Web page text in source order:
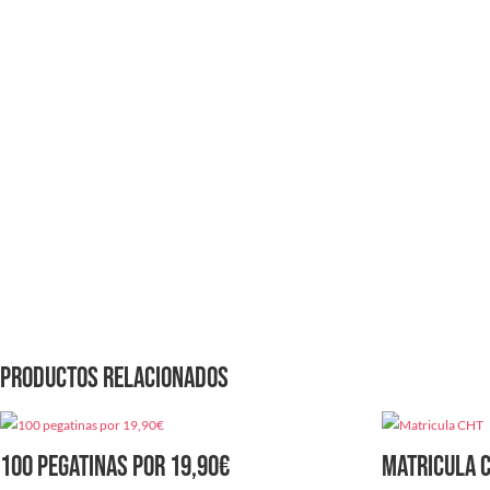
Productos relacionados
100 pegatinas por 19,90€ Matricula